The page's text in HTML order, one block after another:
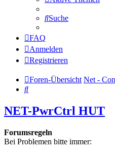
Suche
FAQ
Anmelden
Registrieren
Foren-Übersicht Net -
Suche
NET-PwrCtrl HUT
Forumsregeln
Bei Problemen bitte immer: